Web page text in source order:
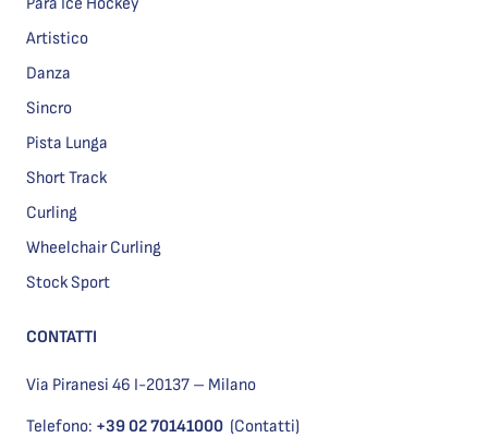
Artistico
Danza
Sincro
Pista Lunga
Short Track
Curling
Wheelchair Curling
Stock Sport
CONTATTI
Via Piranesi 46 I-20137 – Milano
Telefono: +39 02 70141000 (Contatti)